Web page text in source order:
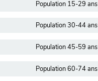
Population 15-29 ans
Population 30-44 ans
Population 45-59 ans
Population 60-74 ans